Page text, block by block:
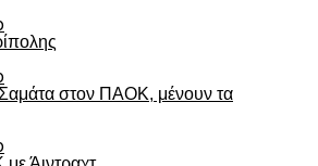
στον ΠΑΟΚ, μένουν τα